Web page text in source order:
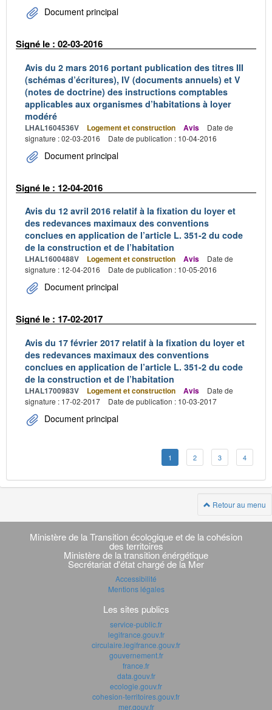
Document principal
Signé le : 02-03-2016
Avis du 2 mars 2016 portant publication des titres III
(schémas d’écritures), IV (documents annuels) et V
(notes de doctrine) des instructions comptables
applicables aux organismes d’habitations à loyer
modéré
LHAL1604536V Logement et construction Avis
Date de
signature : 02-03-2016
Date de publication : 10-04-2016
Document principal
Signé le : 12-04-2016
Avis du 12 avril 2016 relatif à la fixation du loyer et
des redevances maximaux des conventions
conclues en application de l’article L. 351-2 du code
de la construction et de l’habitation
LHAL1600488V Logement et construction Avis
Date de
signature : 12-04-2016
Date de publication : 10-05-2016
Document principal
Signé le : 17-02-2017
Avis du 17 février 2017 relatif à la fixation du loyer et
des redevances maximaux des conventions
conclues en application de l’article L. 351-2 du code
de la construction et de l’habitation
LHAL1700983V Logement et construction Avis
Date de
signature : 17-02-2017
Date de publication : 10-03-2017
Document principal
1 2 3 4
Retour au menu
Navigation
transverse
Ministère de la Transition écologique et de la cohésion
des territoires
Ministère de la transition énérgétique
Secrétariat d'état chargé de la Mer
Accessibilité
Mentions légales
Les sites publics
service-public.fr
legifrance.gouv.fr
circulaire.legifrance.gouv.fr
gouvernement.fr
france.fr
data.gouv.fr
ecologie.gouv.fr
cohesion-territoires.gouv.fr
mer.gouv.fr